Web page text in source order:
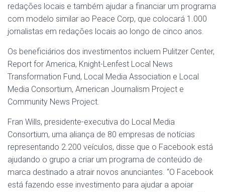
redações locais e também ajudar a financiar um programa
com modelo similar ao Peace Corp, que colocará 1.000
jornalistas em redações locais ao longo de cinco anos.
Os beneficiários dos investimentos incluem Pulitzer Center,
Report for America, Knight-Lenfest Local News
Transformation Fund, Local Media Association e Local
Media Consortium, American Journalism Project e
Community News Project.
Fran Wills, presidente-executiva do Local Media
Consortium, uma aliança de 80 empresas de notícias
representando 2.200 veículos, disse que o Facebook está
ajudando o grupo a criar um programa de conteúdo de
marca destinado a atrair novos anunciantes. “O Facebook
está fazendo esse investimento para ajudar a apoiar